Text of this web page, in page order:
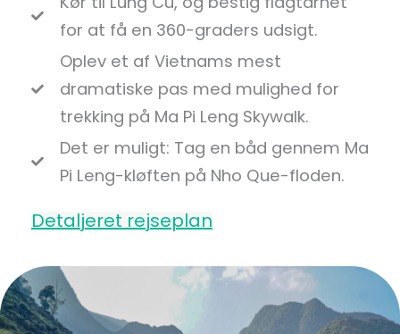
for at få en 360-graders udsigt.
Oplev et af Vietnams mest
dramatiske pas med mulighed for
trekking på Ma Pi Leng Skywalk.
Det er muligt: Tag en båd gennem Ma
Pi Leng-kløften på Nho Que-floden.
Detaljeret rejseplan